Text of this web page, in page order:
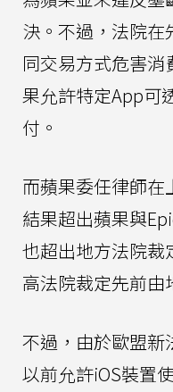
決。不過，法院在
同交易方式危害
果允許特定App可
付。
而蘋果委任律師
結果超出蘋果與
也超出地方法院裁
高法院裁定先前由
不過，由於歐盟新
以前允許iOS裝置